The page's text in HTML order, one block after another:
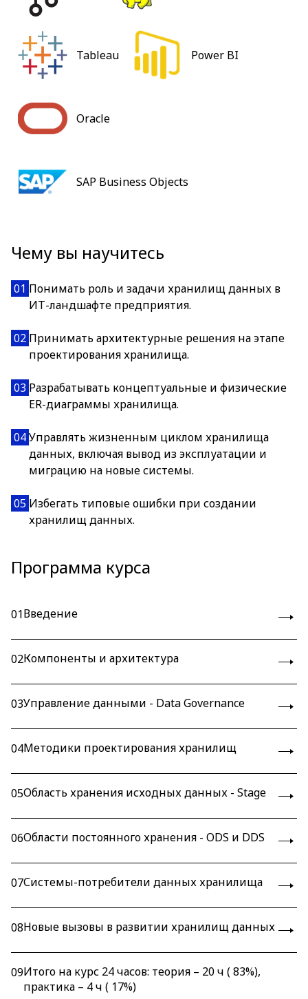
Tableau Power BI
Oracle
SAP Business Objects
Чему вы научитесь
01 Понимать роль и задачи хранилищ данных в
ИТ-ландшафте предприятия.
02 Принимать архитектурные решения на этапе
проектирования хранилища.
03 Разрабатывать концептуальные и физические
ER-диаграммы хранилища.
04Управлять жизненным циклом хранилища
данных, включая вывод из эксплуатации и
миграцию на новые системы.
05 Избегать типовые ошибки при создании
хранилищ данных.
Программа курса
01Введение
02Компоненты и архитектура
03Управление данными - Data Governance
04Методики проектирования хранилищ
05Область хранения исходных данных - Stage
06Области постоянного хранения - ODS и DDS
07Системы-потребители данных хранилища
08Новые вызовы в развитии хранилищ данных
09Итого на курс 24 часов: теория – 20 ч ( 83%),
практика – 4 ч ( 17%)